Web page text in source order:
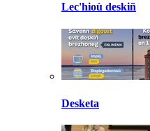
Lec'hioù deskiñ
Desketa